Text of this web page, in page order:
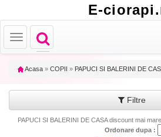
E-
Toggle
navigation
Toggle
navigation
Acasa » COPII » PAPUCI SI BALERINI DE
Filtre
PAPUCI SI BALERINI DE CASA discount mai
Ordonare dupa :